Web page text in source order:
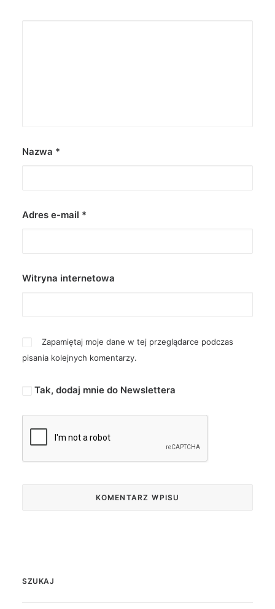
Nazwa *
Adres e-mail *
Witryna internetowa
Zapamiętaj moje dane w tej przeglądarce podczas
pisania kolejnych komentarzy.
Tak, dodaj mnie do Newslettera
SZUKAJ